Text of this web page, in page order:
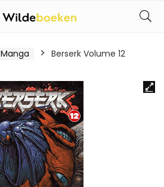
Manga Berserk Volume 12